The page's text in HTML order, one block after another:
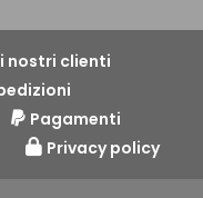
nostri clienti
Pagamenti
Privacy policy